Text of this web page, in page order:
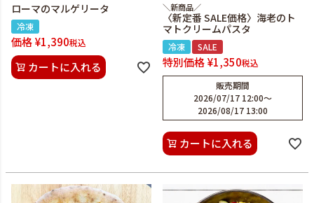
ローマのマルゲリータ
冷凍
価格¥1,390税込
カートに入れる
＼新商品／
〈新定番 SALE価格〉海老のト
マトクリームパスタ
冷凍 SALE
特別価格¥1,350税込
販売期間
2026/07/17 12:00〜
2026/08/17 13:00
カートに入れる